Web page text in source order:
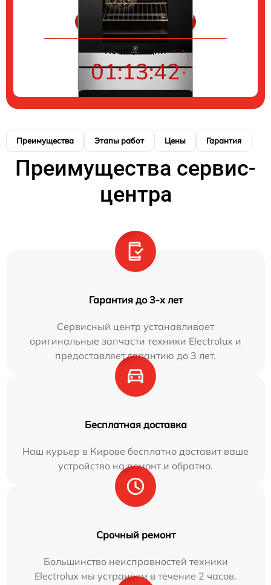
Цены на ремонт
Конец акции
01:13:41
Преимущества Этапы работ Цены Гарантия
Преимущества сервис-
центра
Гарантия до 3-х лет
Сервисный центр устанавливает
оригинальные запчасти техники Electrolux и
предоставляет гарантию до 3 лет.
Бесплатная доставка
Наш курьер в Кирове бесплатно доставит ваше
устройство на ремонт и обратно.
Срочный ремонт
Большинство неисправностей техники
Electrolux мы устраняем в течение 2 часов.